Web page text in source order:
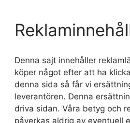
Denna sajt innehåller
köper något efter att ha
denna sida så får vi
leverantören. Denna
driva sidan. Våra betyg och
påverkas aldrig av eventuell